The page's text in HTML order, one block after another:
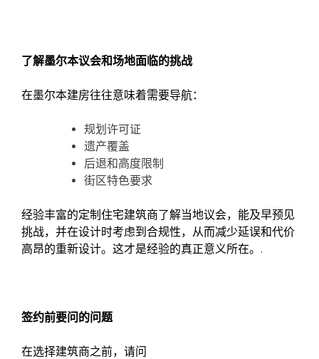
了解墨尔本议会和场地面临的挑战
在墨尔本建房往往意味着需要导航：
规划许可证
遗产覆盖
后退和高度限制
街区特色要求
经验丰富的定制住宅建筑商了解当地议会，能及早预见
挑战，并在设计时考虑到合规性，从而减少延误和代价
高昂的重新设计。这才是经验的真正意义所在。.
签约前要问的问题
在选择建筑商之前，请问